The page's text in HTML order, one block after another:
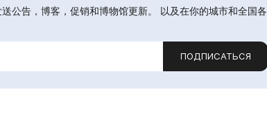
公告，博客，促销和博物馆更新。 以及在你的城市和全国各
ПОДПИСАТЬСЯ